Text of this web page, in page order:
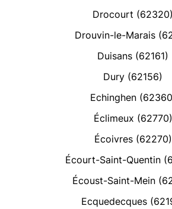
Drocourt (62320)
Drouvin-le-Marais
Duisans (62161)
Dury (62156)
Echinghen
Éclimeux (62770)
Écoivres (62270)
Écourt-Saint-Quentin
Écoust-Saint-Mein
Ecquedecques